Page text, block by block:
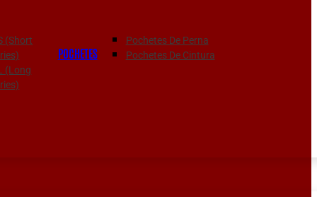
(Short
(Long
POCHETES
Pochetes De Perna
Pochetes De Cintura